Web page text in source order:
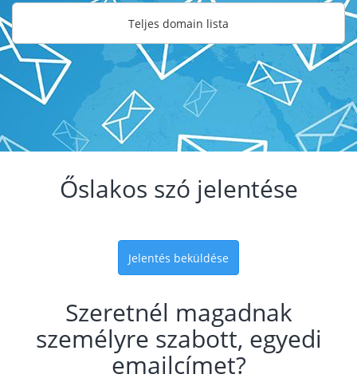
Teljes domain lista
Őslakos szó jelentése
Jelentés beküldése
Szeretnél magadnak
személyre szabott, egyedi
emailcímet?